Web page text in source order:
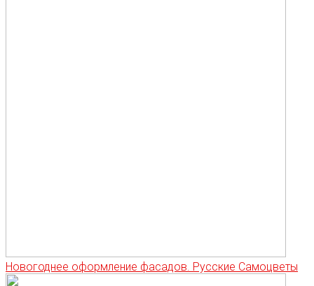
Новогоднее оформление фасадов. Русские Самоцветы